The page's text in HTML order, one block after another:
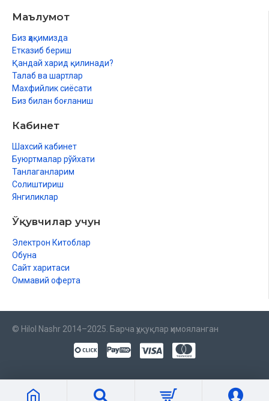
Маълумот
Биз ҳақимизда
Етказиб бериш
Қандай харид қилинади?
Талаб ва шартлар
Махфийлик сиёсати
Биз билан боғланиш
Кабинет
Шахсий кабинет
Буюртмалар рўйхати
Танлаганларим
Солиштириш
Янгиликлар
Ўқувчилар учун
Электрон Китоблар
Обуна
Сайт харитаси
Оммавий оферта
© Hilol Nashr 2014–2025. Барча ҳуқуқлар ҳимояланган